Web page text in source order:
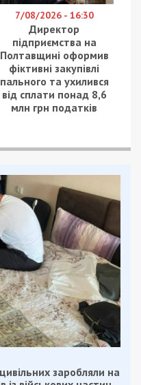
7/08/2026 - 16:30
Директор
підприємства на
Полтавщині оформив
фіктивні закупівлі
пального та ухилився
від сплати понад 8,6
млн грн податків
заробляли на